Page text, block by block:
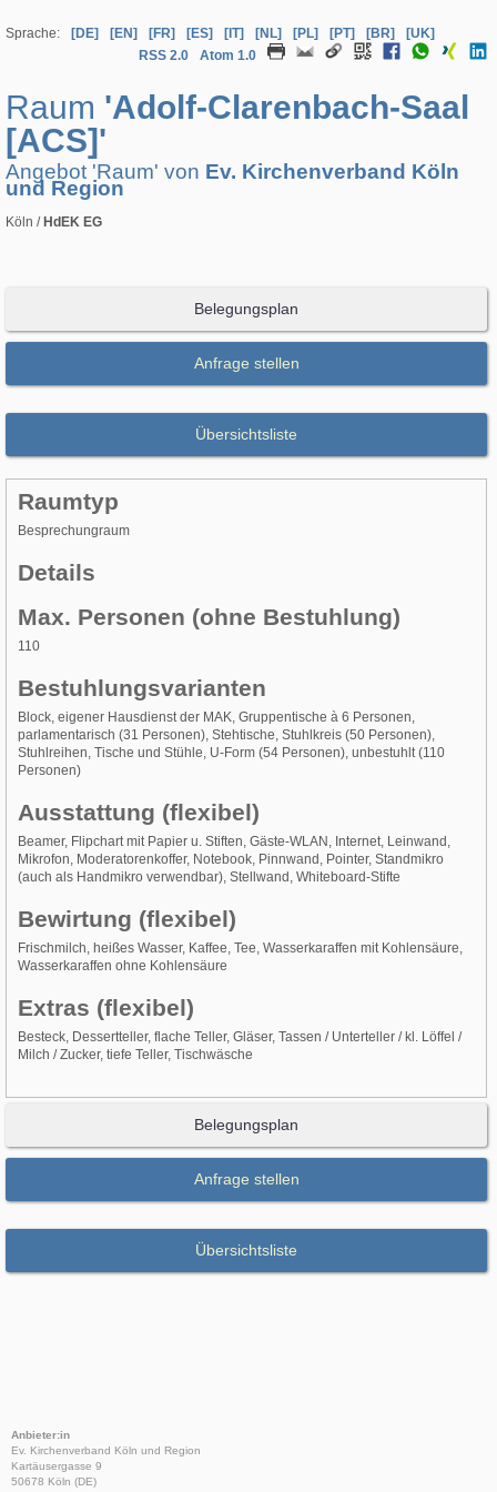
Sprache: [DE] [EN] [FR] [ES] [IT] [NL] [PL] [PT] [BR]
[UK]
RSS 2.0
Atom 1.0
Raum 'Adolf-Clarenbach-Saal
[ACS]'
Angebot 'Raum' von Ev. Kirchenverband Köln
und Region
Köln / HdEK EG
Belegungsplan
Anfrage stellen
Übersichtsliste
Raumtyp
Besprechungraum
Details
Max. Personen (ohne Bestuhlung)
110
Bestuhlungsvarianten
Block, eigener Hausdienst der MAK, Gruppentische à 6 Personen,
parlamentarisch (31 Personen), Stehtische, Stuhlkreis (50 Personen),
Stuhlreihen, Tische und Stühle, U-Form (54 Personen), unbestuhlt (110
Personen)
Ausstattung (flexibel)
Beamer, Flipchart mit Papier u. Stiften, Gäste-WLAN, Internet, Leinwand,
Mikrofon, Moderatorenkoffer, Notebook, Pinnwand, Pointer, Standmikro
(auch als Handmikro verwendbar), Stellwand, Whiteboard-Stifte
Bewirtung (flexibel)
Frischmilch, heißes Wasser, Kaffee, Tee, Wasserkaraffen mit Kohlensäure,
Wasserkaraffen ohne Kohlensäure
Extras (flexibel)
Besteck, Dessertteller, flache Teller, Gläser, Tassen / Unterteller / kl. Löffel /
Milch / Zucker, tiefe Teller, Tischwäsche
Belegungsplan
Anfrage stellen
Übersichtsliste
Anbieter:in
Ev. Kirchenverband Köln und Region
Kartäusergasse 9
50678 Köln (DE)